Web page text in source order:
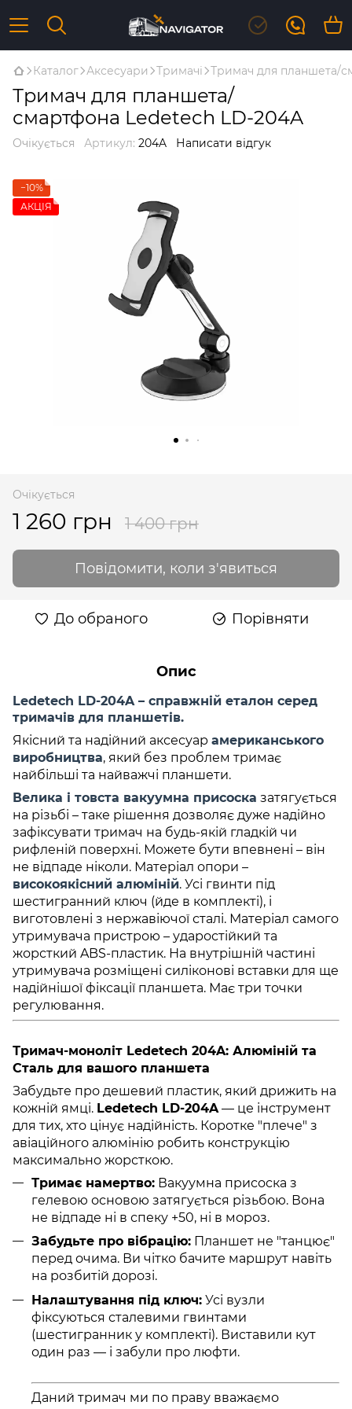
Каталог Аксесуари Тримачі Тримач для планшета/
Тримач для планшета/
смартфона Ledetech LD-204A
Очікується Артикул: 204A Написати відгук
−10%
АКЦІЯ
Очікується
1 260 грн 1 400 грн
Повідомити, коли з'явиться
До обраного Порівняти
Опис
Ledetech LD-204A – справжній еталон серед
тримачів для планшетів.
Якісний та надійний аксесуар американського
виробництва, який без проблем тримає
найбільші та найважчі планшети.
Велика і товста вакуумна присоска затягується
на різьбі – таке рішення дозволяє дуже надійно
зафіксувати тримач на будь-якій гладкій чи
рифленій поверхні. Можете бути впевнені – він
не відпаде ніколи. Матеріал опори –
високоякісний алюміній. Усі гвинти під
шестигранний ключ (йде в комплекті), і
виготовлені з нержавіючої сталі. Матеріал самого
утримувача пристрою – ударостійкий та
жорсткий ABS-пластик. На внутрішній частині
утримувача розміщені силіконові вставки для ще
надійнішої фіксації планшета. Має три точки
регулювання.
Тримач-моноліт Ledetech 204A: Алюміній та
Сталь для вашого планшета
Забудьте про дешевий пластик, який дрижить на
кожній ямці. Ledetech LD-204A— це інструмент
для тих, хто цінує надійність. Коротке "плече" з
авіаційного алюмінію робить конструкцію
максимально жорсткою.
Тримає намертво: Вакуумна присоска з
гелевою основою затягується різьбою. Вона
не відпаде ні в спеку +50, ні в мороз.
Забудьте про вібрацію: Планшет не "танцює"
перед очима. Ви чітко бачите маршрут навіть
на розбитій дорозі.
Налаштування під ключ: Усі вузли
фіксуються сталевими гвинтами
(шестигранник у комплекті). Виставили кут
один раз — і забули про люфти.
Даний тримач ми по праву вважаємо